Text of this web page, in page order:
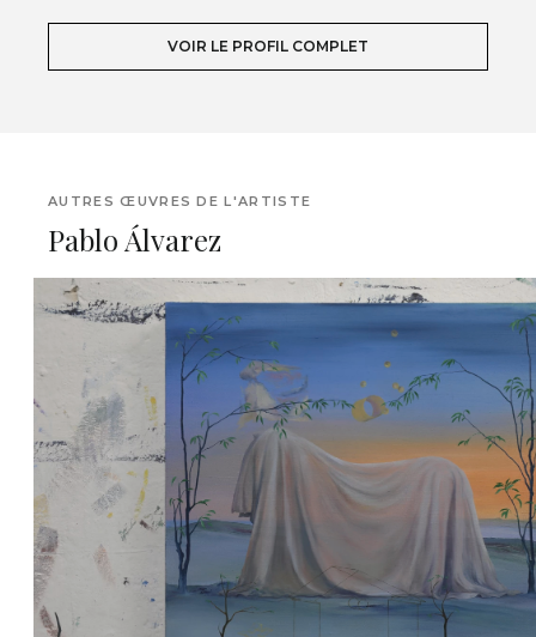
VOIR LE PROFIL COMPLET
AUTRES ŒUVRES DE L'ARTISTE
Pablo Álvarez